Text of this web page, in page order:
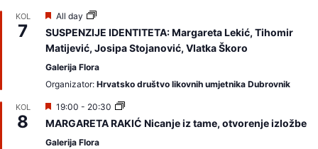
j
m
o
KOL
7
I
z
d
v
j
a
o
All day
SUSPENZIJE IDENTITETA: Margareta Lekić, Tihomir
Matijević, Josipa Stojanović, Vlatka Škoro
Galerija Flora
Organizator: Hrvatsko društvo likovnih umjetnika Dubrovnik
KOL
8
I
z
d
v
19:00 - 20:30
MARGARETA RAKIĆ Nicanje iz tame, otvorenje izložbe
Galerija Flora